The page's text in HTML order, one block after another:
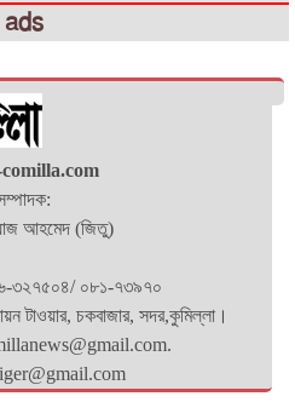
ads
আহমেদ (জিতু)
৩২৭৫০৪/ ০৮১-৭৩৯৭০
টাওয়ার, চকবাজার, সদর,কুমিল্লা।